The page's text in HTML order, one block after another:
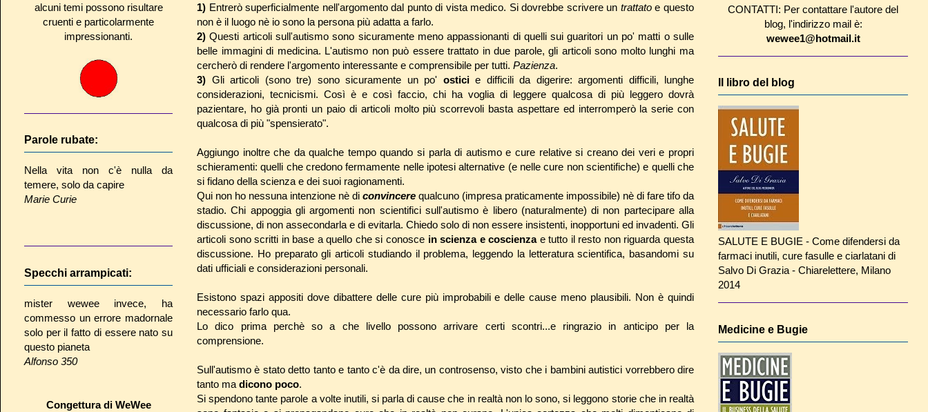
1) Entrerò superficialmente nell'argomento dal punto di vista medico. Si dovrebbe scrivere un trattatoe questo
non è il luogo nè io sono la persona più adatta a farlo.
2) Questi articoli sull'autismo sono sicuramente meno appassionanti di quelli sui guaritori un po' matti o sulle
belle immagini di medicina. L'autismo non può essere trattato in due parole, gli articoli sono molto lunghi ma
cercherò di rendere l'argomento interessante e comprensibile per tutti. Pazienza.
3) Gli articoli (sono tre) sono sicuramente un po' ostici e difficili da digerire: argomenti difficili, lunghe
considerazioni, tecnicismi. Così è e così faccio, chi ha voglia di leggere qualcosa di più leggero dovrà
pazientare, ho già pronti un paio di articoli molto più scorrevoli basta aspettare ed interromperò la serie con
qualcosa di più "spensierato".
Aggiungo inoltre che da qualche tempo quando si parla di autismo e cure relative si creano dei veri e propri
schieramenti: quelli che credono fermamente nelle ipotesi alternative (e nelle cure non scientifiche) e quelli che
si fidano della scienza e dei suoi ragionamenti.
Qui non ho nessuna intenzione nè di convincere qualcuno (impresa praticamente impossibile) nè di fare tifo da
stadio. Chi appoggia gli argomenti non scientifici sull'autismo è libero (naturalmente) di non partecipare alla
discussione, di non assecondarla e di evitarla. Chiedo solo di non essere insistenti, inopportuni ed invadenti. Gli
articoli sono scritti in base a quello che si conosce in scienza e coscienzae tutto il resto non riguarda questa
discussione. Ho preparato gli articoli studiando il problema, leggendo la letteratura scientifica, basandomi su
dati ufficiali e considerazioni personali.
Esistono spazi appositi dove dibattere delle cure più improbabili e delle cause meno plausibili. Non è quindi
necessario farlo qua.
Lo dico prima perchè so a che livello possono arrivare certi scontri...e ringrazio in anticipo per la
comprensione.
Sull'autismo è stato detto tanto e tanto c'è da dire, un controsenso, visto che i bambini autistici vorrebbero dire
tanto ma dicono poco.
Si spendono tante parole a volte inutili, si parla di cause che in realtà non lo sono, si leggono storie che in realtà
alcuni temi possono risultare
cruenti e particolarmente
impressionanti.
Parole rubate:
Nella vita non c'è nulla da
temere, solo da capire
Marie Curie
Specchi arrampicati:
mister wewee invece, ha
commesso un errore madornale
solo per il fatto di essere nato su
questo pianeta
Alfonso 350
Congettura di WeWee
CONTATTI: Per contattare l'autore del
blog, l'indirizzo mail è:
wewee1@hotmail.it
Il libro del blog
SALUTE E BUGIE - Come difendersi da
farmaci inutili, cure fasulle e ciarlatani di
Salvo Di Grazia - Chiarelettere, Milano
2014
Medicine e Bugie